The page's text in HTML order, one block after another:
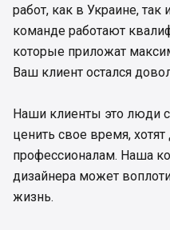
работ, как в Украине,
команде работают
которые приложат
Ваш клиент остался
Наши клиенты это люди
ценить свое время, хотят
профессионалам. Наша
дизайнера может
жизнь.